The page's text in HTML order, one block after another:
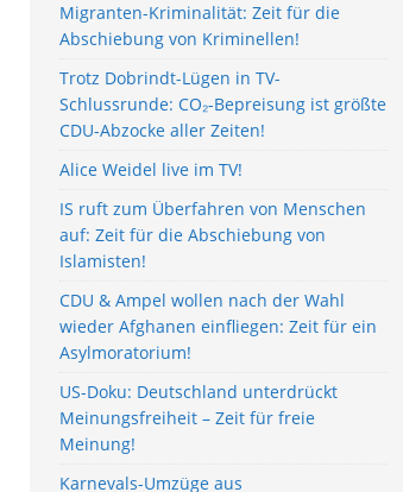
Migranten-Kriminalität: Zeit für die
Abschiebung von Kriminellen!
Trotz Dobrindt-Lügen in TV-
Schlussrunde: CO₂-Bepreisung ist größte
CDU-Abzocke aller Zeiten!
Alice Weidel live im TV!
IS ruft zum Überfahren von Menschen
auf: Zeit für die Abschiebung von
Islamisten!
CDU & Ampel wollen nach der Wahl
wieder Afghanen einfliegen: Zeit für ein
Asylmoratorium!
US-Doku: Deutschland unterdrückt
Meinungsfreiheit – Zeit für freie
Meinung!
Karnevals-Umzüge aus